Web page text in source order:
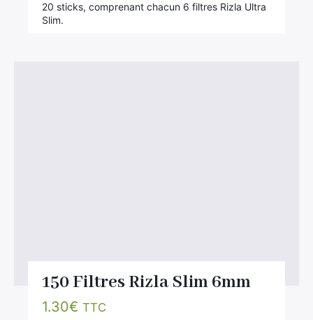
20 sticks, comprenant chacun 6 filtres Rizla Ultra
Slim.
150 Filtres Rizla Slim 6mm
1.30€ TTC